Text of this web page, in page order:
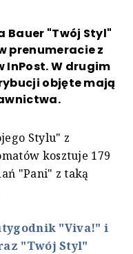
Bauer "Twój Styl"
prenumeracie z
W drugim
objęte mają
Stylu" z
kosztuje 179
"Pani" z taką
"Viva!" i
"Twój Styl"